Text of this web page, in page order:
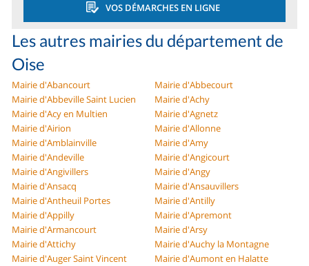
VOS DÉMARCHES EN LIGNE
Les autres mairies du département de
Oise
Mairie d'Abancourt
Mairie d'Abbecourt
Mairie d'Abbeville Saint Lucien
Mairie d'Achy
Mairie d'Acy en Multien
Mairie d'Agnetz
Mairie d'Airion
Mairie d'Allonne
Mairie d'Amblainville
Mairie d'Amy
Mairie d'Andeville
Mairie d'Angicourt
Mairie d'Angivillers
Mairie d'Angy
Mairie d'Ansacq
Mairie d'Ansauvillers
Mairie d'Antheuil Portes
Mairie d'Antilly
Mairie d'Appilly
Mairie d'Apremont
Mairie d'Armancourt
Mairie d'Arsy
Mairie d'Attichy
Mairie d'Auchy la Montagne
Mairie d'Auger Saint Vincent
Mairie d'Aumont en Halatte